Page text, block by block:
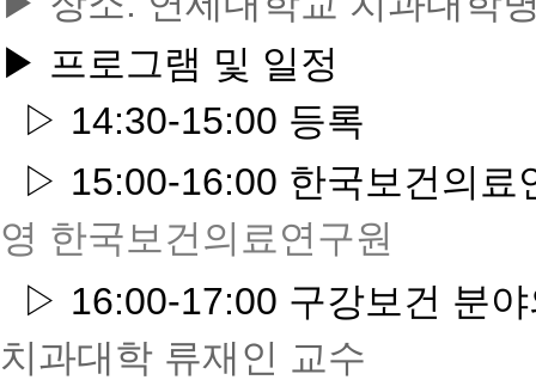
▶ 프로그램 및 일정
▷ 14:30-15:00 등록
▷ 15:00-16:00 한국보건의료
영 한국보건의료연구원
▷ 16:00-17:00 구강보건 분
치과대학 류재인 교수